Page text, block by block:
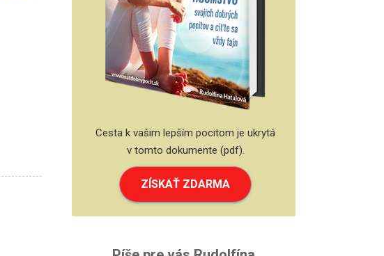
Cesta k vašim lepším pocitom je ukrytá
v tomto dokumente (pdf).
ZÍSKAŤ ZDARMA